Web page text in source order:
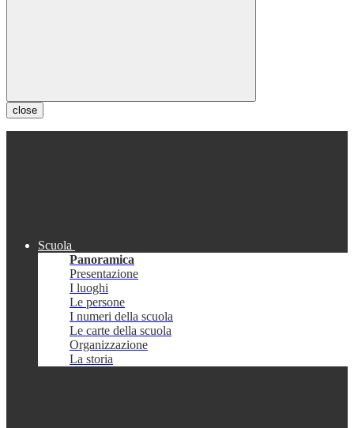
close
Scuola
Panoramica
Presentazione
I luoghi
Le persone
I numeri della scuola
Le carte della scuola
Organizzazione
La storia